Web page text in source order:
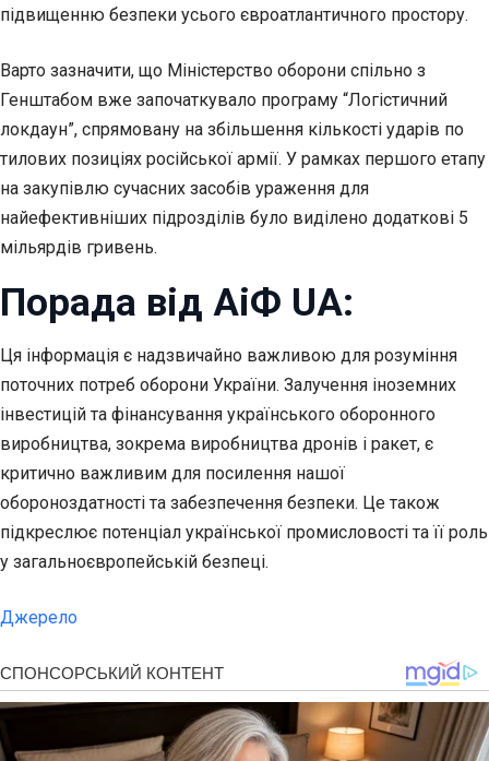
підвищенню безпеки усього євроатлантичного простору.
Варто зазначити, що Міністерство оборони спільно з
Генштабом вже започаткувало програму “Логістичний
локдаун”, спрямовану на збільшення кількості ударів по
тилових позиціях російської армії. У рамках першого етапу
на закупівлю сучасних засобів ураження для
найефективніших підрозділів було виділено додаткові 5
мільярдів гривень.
Порада від АіФ UA:
Ця інформація є надзвичайно важливою для розуміння
поточних потреб оборони України. Залучення іноземних
інвестицій та фінансування українського оборонного
виробництва, зокрема виробництва дронів і ракет, є
критично важливим для посилення нашої
обороноздатності та забезпечення безпеки. Це також
підкреслює потенціал української промисловості та її роль
у загальноєвропейській безпеці.
Джерело